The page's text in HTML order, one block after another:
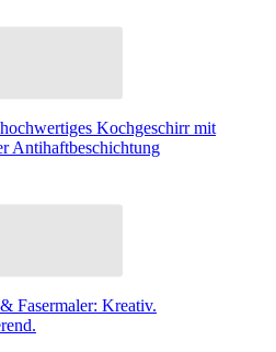
Kochgeschirr mit
Antihaftbeschichtung
Fasermaler: Kreativ.